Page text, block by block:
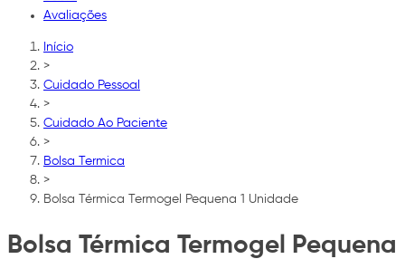
Avaliações
Início
>
Cuidado Pessoal
>
Cuidado Ao Paciente
>
Bolsa Termica
>
Bolsa Térmica Termogel Pequena 1 Unidade
Bolsa Térmica Termogel Pequena